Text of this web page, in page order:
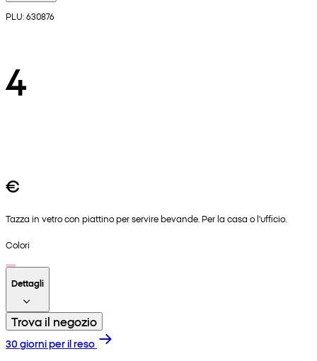
PLU: 630876
4
€
Tazza in vetro con piattino per servire bevande. Per la casa o l'ufficio.
Colori
Dettagli
Trova il negozio
30 giorni per il reso